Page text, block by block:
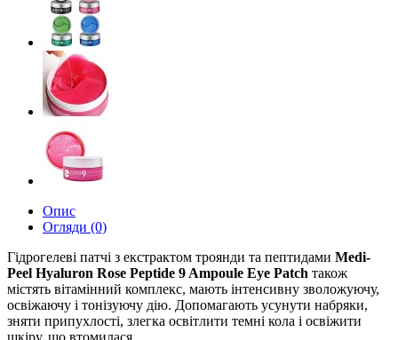
Опис
Огляди (0)
Гідрогелеві патчі з екстрактом троянди та пептидами Medi-
Peel Hyaluron Rose Peptide 9 Ampoule Eye Patch також
містять вітамінний комплекс, мають інтенсивну зволожуючу,
освіжаючу і тонізуючу дію. Допомагають усунути набряки,
зняти припухлості, злегка освітлити темні кола і освіжити
шкіру, що втомилася.